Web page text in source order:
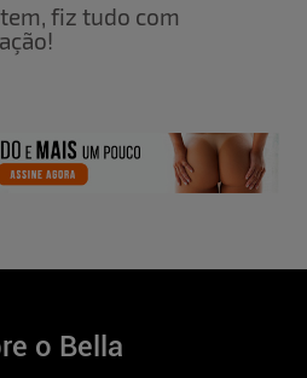
fiz tudo com
o Bella